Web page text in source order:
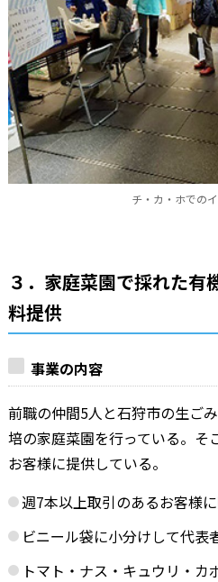
チ・カ・ホでの
３．家庭菜園で採れた有
料提供
事業の内容
前職の仲間5人と石狩市の生ご
培の家庭菜園を行っている。そ
お客様に提供している。
週7本以上取引のあるお客様
ビニール袋に小分けして代表
トマト・ナス・キュウリ・カ